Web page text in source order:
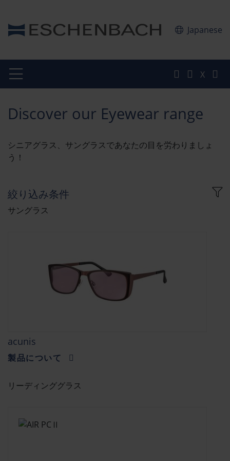
Japanese
X
Discover our Eyewear range
シニアグラス、サングラスであなたの目を労わりましょ
う！
絞り込み条件
サングラス
acunis
製品について
リーディンググラス